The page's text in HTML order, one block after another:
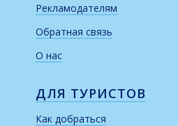
Рекламодателям
Обратная связь
О нас
ДЛЯ ТУРИСТОВ
Как добраться